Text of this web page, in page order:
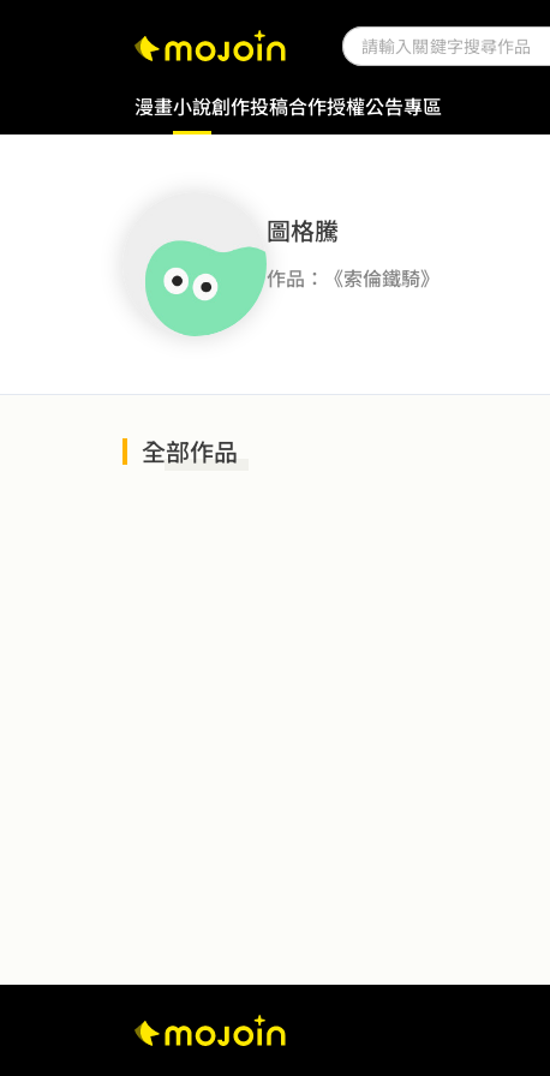
漫畫小說創作投稿合作授權公告專區
圖格騰
作品：《索倫鐵騎》
全部作品